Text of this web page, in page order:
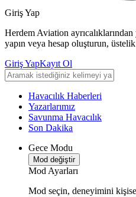
Giriş Yap
Herdem Aviation
yapın veya hesap oluşturun,
Giriş YapKayıt Ol
Havacılık Haberleri
Yazarlarımız
Savunma Havacılık
Son Dakika
Gece Modu
Mod değiştir
Mod Ayarları
Mod seçin, deneyimini